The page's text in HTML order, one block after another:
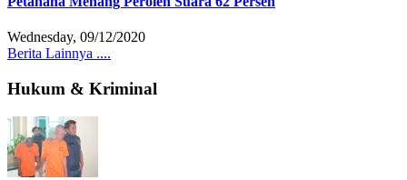
Wednesday, 09/12/2020
Berita Lainnya ....
Hukum & Kriminal